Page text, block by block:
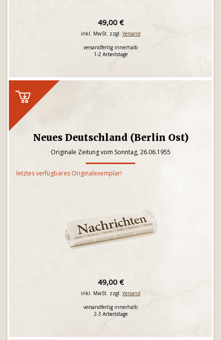
49,00 €
inkl. MwSt. zzgl. Versand
versandfertig innerhalb
1-2 Arbeitstage
Neues Deutschland (Berlin Ost)
Originale Zeitung vom Sonntag, 26.06.1955
letztes verfügbares Originalexemplar!
49,00 €
inkl. MwSt. zzgl. Versand
versandfertig innerhalb
2-3 Arbeitstage